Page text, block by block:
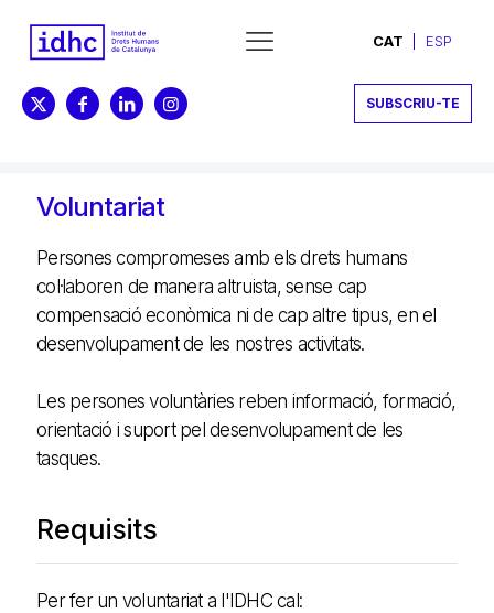
CAT ESP
SUBSCRIU-TE
Voluntariat
Persones compromeses amb els drets humans
col·laboren de manera altruista, sense cap
compensació econòmica ni de cap altre tipus, en el
desenvolupament de les nostres activitats.
Les persones voluntàries reben informació, formació,
orientació i suport pel desenvolupament de les
tasques.
Requisits
Per fer un voluntariat a l'IDHC cal: